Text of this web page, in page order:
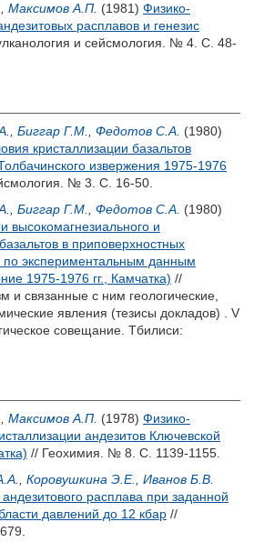
Максимов А.П. (1981) Физико-
расплавов и генезис
и сейсмология. № 4. С. 48-
Биггар Г.М. Федотов С.А. (1980)
кристаллизации базальтов
извержения 1975-1976
№ 3. С. 16-50.
Биггар Г.М. Федотов С.А. (1980)
высокомагнезиального и
в приповерхностных
по экспериментальным данным
1975-1976 гг., Камчатка) //
и связанные с ним геологические,
явления (тезисы докладов) . V
совещание. Тбилиси:
Максимов А.П. (1978) Физико-
андезитов Ключевской
// Геохимия. № 8. С. 1139-1155.
Коровушкина Э.Е.
Иванов Б.В.
расплава при заданной
давлений до 12 кбар //